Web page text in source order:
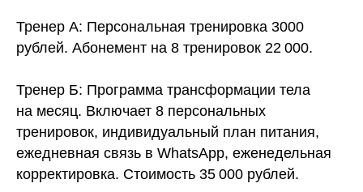
Тренер А: Персональная тренировка 3000
рублей. Абонемент на 8 тренировок 22 000.
Тренер Б: Программа трансформации тела
на месяц. Включает 8 персональных
тренировок, индивидуальный план питания,
ежедневная связь в WhatsApp, еженедельная
корректировка. Стоимость 35 000 рублей.